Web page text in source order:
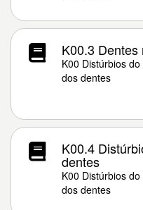
K00.3
K00 Distúrbios
dos dentes
K00.4
dentes
K00 Distúrbios
dos dentes